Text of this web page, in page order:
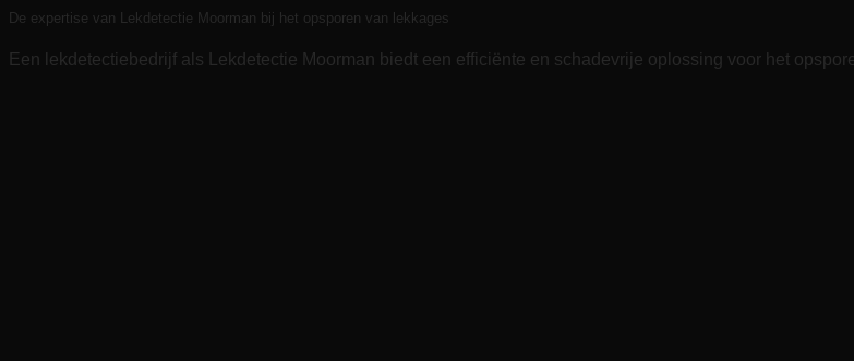
De expertise van Lekdetectie Moorman bij het opsporen van lekkages
Een lekdetectiebedrijf als Lekdetectie Moorman biedt een efficiënte en schadevrije oplossing voor het